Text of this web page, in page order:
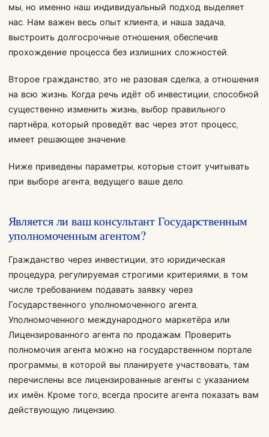
мы, но именно наш индивидуальный подход выделяет
нас. Нам важен весь опыт клиента, и наша задача,
выстроить долгосрочные отношения, обеспечив
прохождение процесса без излишних сложностей.
Второе гражданство, это не разовая сделка, а отношения
на всю жизнь. Когда речь идёт об инвестиции, способной
существенно изменить жизнь, выбор правильного
партнёра, который проведёт вас через этот процесс,
имеет решающее значение.
Ниже приведены параметры, которые стоит учитывать
при выборе агента, ведущего ваше дело.
Является ли ваш консультант Государственным
уполномоченным агентом?
Гражданство через инвестиции, это юридическая
процедура, регулируемая строгими критериями, в том
числе требованием подавать заявку через
Государственного уполномоченного агента,
Уполномоченного международного маркетёра или
Лицензированного агента по продажам. Проверить
полномочия агента можно на государственном портале
программы, в которой вы планируете участвовать, там
перечислены все лицензированные агенты с указанием
их имён. Кроме того, всегда просите агента показать вам
действующую лицензию.